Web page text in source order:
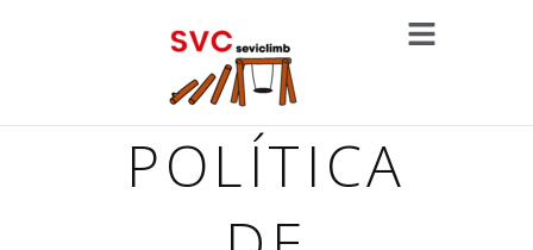
POLÍTICA